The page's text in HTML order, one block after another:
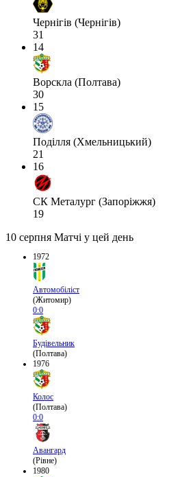
Чернігів (Чернігів)
31
14
Ворскла (Полтава)
30
15
Поділля (Хмельницький)
21
16
СК Металург (Запоріжжя)
19
10 серпня Матчі у цей день
1972
Автомобіліст
(Житомир)
0:0
Будівельник
(Полтава)
1976
Колос
(Полтава)
0:0
Авангард
(Рівне)
1980